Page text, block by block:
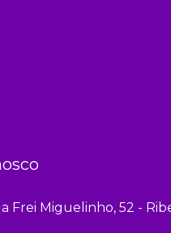
Frei Miguelinho, 52 -